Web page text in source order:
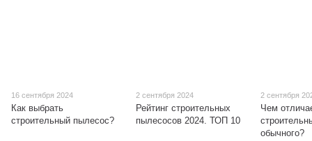
16 сентября 2024
Как выбрать
строительный пылесос?
2 сентября 2024
Рейтинг строительных
пылесосов 2024. ТОП 10
2 сентября
Чем
обычного?